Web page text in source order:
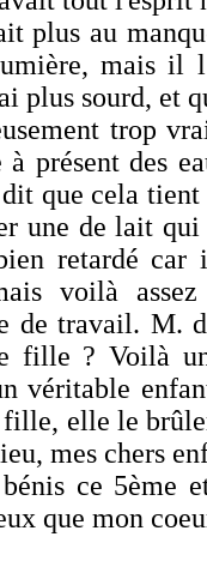
plus au
mais il
plus sourd, et
trop
présent des
que cela
une de lait
retardé
voilà
de travail. M.
fille ? Voilà
véritable
elle le
mes chers
ce 5ème
que mon